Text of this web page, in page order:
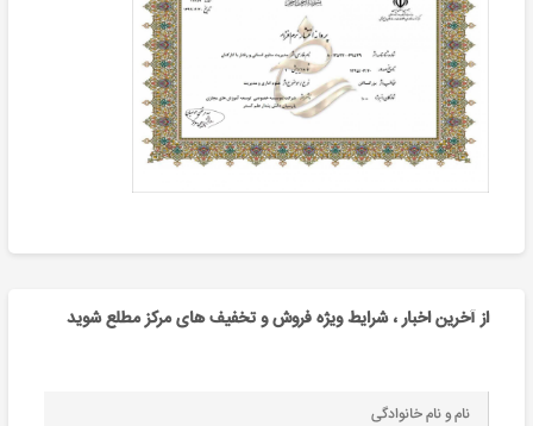
از آخرین اخبار ، شرایط ویژه فروش و تخفیف های مرکز مطلع شوید